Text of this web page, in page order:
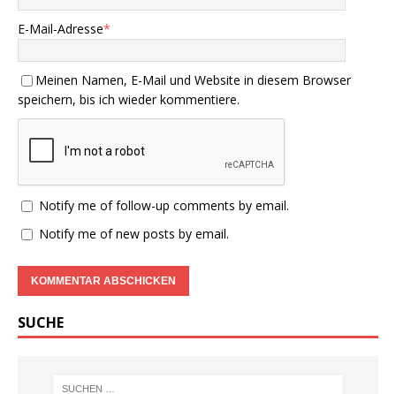
E-Mail-Adresse*
Meinen Namen, E-Mail und Website in diesem Browser
speichern, bis ich wieder kommentiere.
Notify me of follow-up comments by email.
Notify me of new posts by email.
SUCHE